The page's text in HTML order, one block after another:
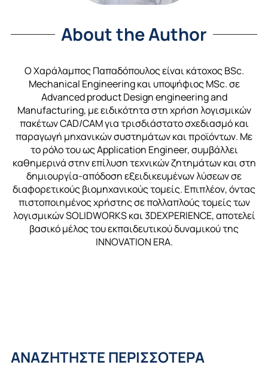
About the Author
Ο Χαράλαμπος Παπαδόπουλος είναι κάτοχος BSc.
Mechanical Engineering και υποψήφιος MSc. σε
Advanced product Design engineering and
Manufacturing, με ειδικότητα στη χρήση λογισμικών
πακέτων CAD/CAM για τρισδιάστατο σχεδιασμό και
παραγωγή μηχανικών συστημάτων και προϊόντων. Με
το ρόλο του ως Application Engineer, συμβάλλει
καθημερινά στην επίλυση τεχνικών ζητημάτων και στη
δημιουργία-απόδοση εξειδικευμένων λύσεων σε
διαφορετικούς βιομηχανικούς τομείς. Επιπλέον, όντας
πιστοποιημένος χρήστης σε πολλαπλούς τομείς των
λογισμικών SOLIDWORKS και 3DEXPERIENCE, αποτελεί
βασικό μέλος του εκπαιδευτικού δυναμικού της
INNOVATION ERA.
ΑΝΑΖΗΤΗΣΤΕ ΠΕΡΙΣΣΟΤΕΡΑ